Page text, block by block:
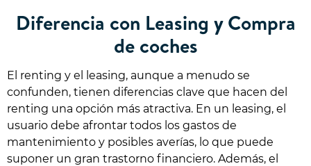
Diferencia con Leasing y Compra
de coches
El renting y el leasing, aunque a menudo se
confunden, tienen diferencias clave que hacen del
renting una opción más atractiva. En un leasing, el
usuario debe afrontar todos los gastos de
mantenimiento y posibles averías, lo que puede
suponer un gran trastorno financiero. Además, el